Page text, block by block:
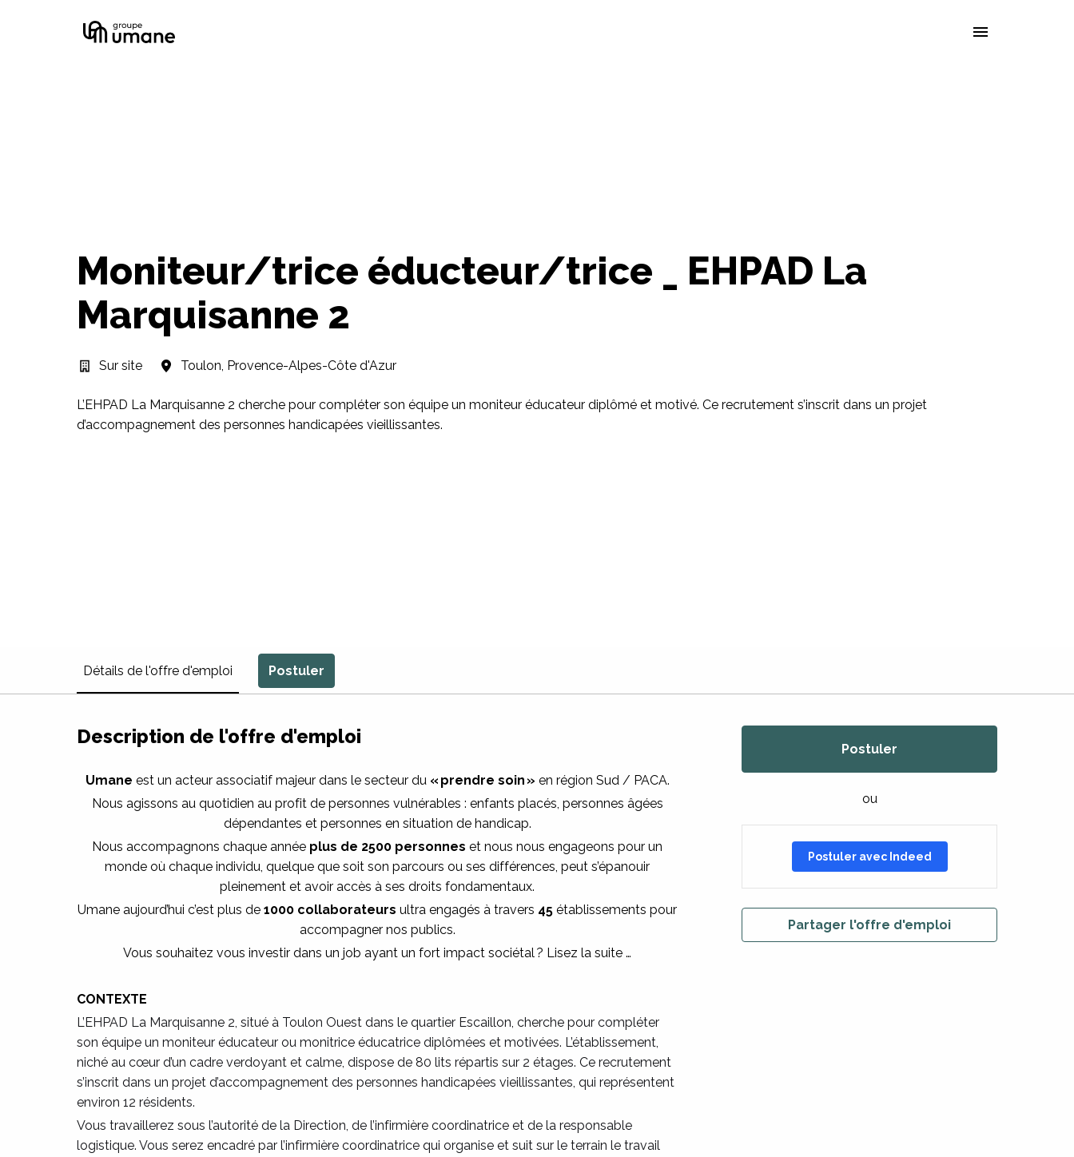
Page d'accueil
Moniteur/trice éducteur/trice _ EHPAD La
Marquisanne 2
Sur site Toulon Provence-Alpes-Côte d'Azur
L’EHPAD La Marquisanne 2 cherche pour compléter son équipe un moniteur éducateur diplômé et motivé. Ce recrutement s’inscrit dans un projet
d’accompagnement des personnes handicapées vieillissantes.
Détails de l'offre d'emploi Postuler
Description de l'offre d'emploi
Umane est un acteur associatif majeur dans le secteur du « prendre soin » en région Sud / PACA.
Nous agissons au quotidien au profit de personnes vulnérables : enfants placés, personnes âgées
dépendantes et personnes en situation de handicap.
Nous accompagnons chaque année plus de 2500 personnes et nous nous engageons pour un
monde où chaque individu, quelque que soit son parcours ou ses différences, peut s’épanouir
pleinement et avoir accès à ses droits fondamentaux.
Umane aujourd’hui c’est plus de 1000 collaborateurs ultra engagés à travers 45 établissements pour
accompagner nos publics.
Vous souhaitez vous investir dans un job ayant un fort impact sociétal ? Lisez la suite …
CONTEXTE
L’EHPAD La Marquisanne 2, situé à Toulon Ouest dans le quartier Escaillon, cherche pour compléter
son équipe un moniteur éducateur ou monitrice éducatrice diplômées et motivées. L’établissement,
niché au cœur d’un cadre verdoyant et calme, dispose de 80 lits répartis sur 2 étages. Ce recrutement
s’inscrit dans un projet d’accompagnement des personnes handicapées vieillissantes, qui représentent
environ 12 résidents.
Vous travaillerez sous l’autorité de la Direction, de l’infirmière coordinatrice et de la responsable
logistique. Vous serez encadré par l’infirmière coordinatrice qui organise et suit sur le terrain le travail
Postuler
ou
Postuler avec Indeed
Partager l'offre d'emploi